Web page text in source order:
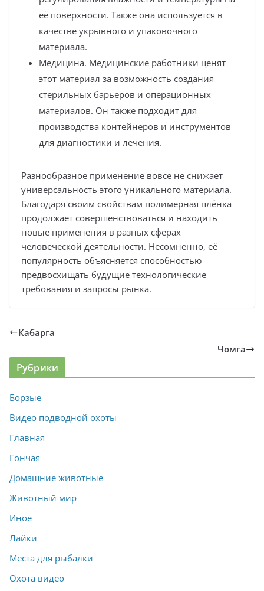
её поверхности. Также она используется в
качестве укрывного и упаковочного
материала.
Медицина. Медицинские работники ценят
этот материал за возможность создания
стерильных барьеров и операционных
материалов. Он также подходит для
производства контейнеров и инструментов
для диагностики и лечения.
Разнообразное применение вовсе не снижает
универсальность этого уникального материала.
Благодаря своим свойствам полимерная плёнка
продолжает совершенствоваться и находить
новые применения в разных сферах
человеческой деятельности. Несомненно, её
популярность объясняется способностью
предвосхищать будущие технологические
требования и запросы рынка.
Кабарга
Чомга
Рубрики
Борзые
Видео подводной охоты
Главная
Гончая
Домашние животные
Животный мир
Иное
Лайки
Места для рыбалки
Охота видео